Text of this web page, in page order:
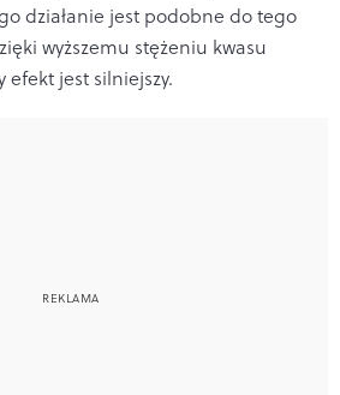
działanie jest podobne do tego
wyższemu stężeniu kwasu
efekt jest silniejszy.